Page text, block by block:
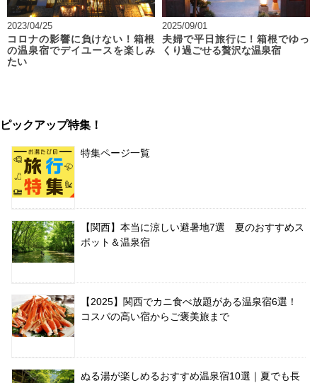
2023/04/25
コロナの影響に負けない！箱根
の温泉宿でデイユースを楽しみ
たい
2025/09/01
夫婦で平日旅行に！箱根でゆっ
くり過ごせる贅沢な温泉宿
ピックアップ特集！
特集ページ一覧
【関西】本当に涼しい避暑地7選 夏のおすすめス
ポット＆温泉宿
【2025】関西でカニ食べ放題がある温泉宿6選！
コスパの高い宿からご褒美旅まで
ぬる湯が楽しめるおすすめ温泉宿10選｜夏でも長